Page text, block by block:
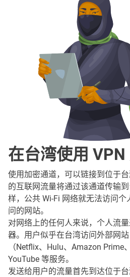
在台湾使用
使用加密通道，可以链接到位于
的互联网流量将通过该通道传输
样，公共 Wi-Fi 网络就无法访问
问的网站。
对网络上的任何人来说，个人流
器。用户似乎在台湾访问外部网
（Netflix、Hulu、Amazon Prime
YouTube 等服务。
发送给用户的流量首先到达位于